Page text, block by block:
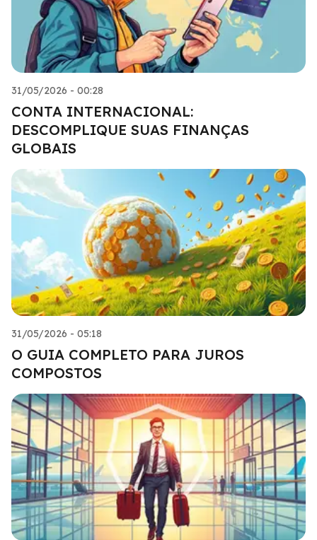
31/05/2026 - 00:28
CONTA INTERNACIONAL:
DESCOMPLIQUE SUAS FINANÇAS
GLOBAIS
31/05/2026 - 05:18
O GUIA COMPLETO PARA JUROS
COMPOSTOS